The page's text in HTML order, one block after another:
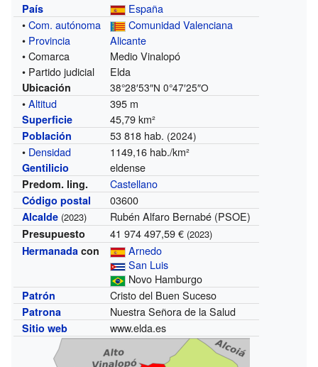
País
España
•Com. autónoma
Comunidad Valenciana
• Provincia
Alicante
• Comarca
Medio Vinalopó
• Partido judicial
Elda
Ubicación 38°28′53″N 0°47′25″O
•Altitud 395 m
Superficie 45,79 km²
Población 53 818 hab. (2024)
• Densidad 1149,16 hab./km²
Gentilicio eldense
Predom. ling. Castellano
Código postal 03600
Alcalde (2023) Rubén Alfaro Bernabé (PSOE)
Presupuesto 41 974 497,59 € (2023)
Hermanada con
Arnedo
San Luis
Novo Hamburgo
Patrón Cristo del Buen Suceso
Patrona Nuestra Señora de la Salud
Sitio web www.elda.es